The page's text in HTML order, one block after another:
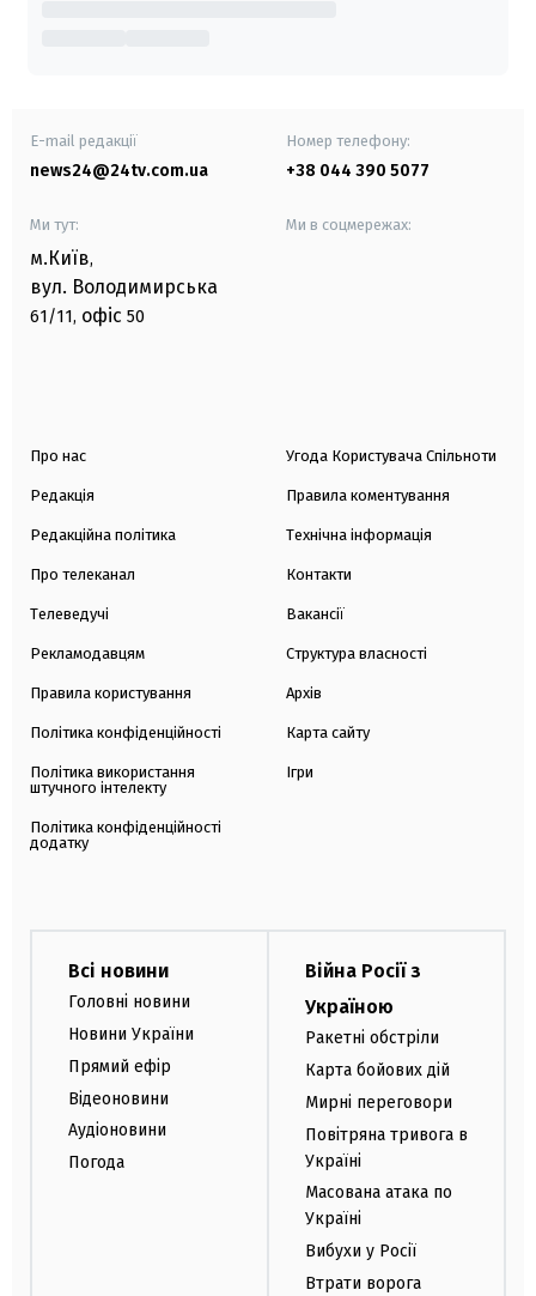
E-mail редакції
news24@24tv.com.ua
Номер телефону:
+38 044 390 5077
Ми тут:
м.Київ,
вул. Володимирська
61/11, офіс 50
Ми в соцмережах:
Про нас
Редакція
Редакційна політика
Про телеканал
Телеведучі
Рекламодавцям
Правила користування
Політика конфіденційності
Політика використання
штучного інтелекту
Політика конфіденційності
додатку
Угода Користувача Спільноти
Правила коментування
Технічна інформація
Контакти
Вакансії
Структура власності
Архів
Карта сайту
Ігри
Всі новини
Головні новини
Новини України
Прямий ефір
Відеоновини
Аудіоновини
Погода
Війна Росії з
Україною
Ракетні обстріли
Карта бойових дій
Мирні переговори
Повітряна тривога в
Україні
Масована атака по
Україні
Вибухи у Росії
Втрати ворога